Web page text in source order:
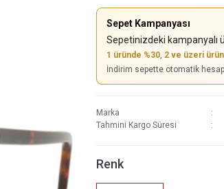
Sepet Kampanyası
Sepetinizdeki kampanyalı
1 üründe %30, 2 ve üzeri
İndirim sepette otomatik
Marka
Tahmini Kargo Süresi
Renk